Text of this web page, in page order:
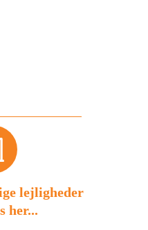
lejligheder
her...